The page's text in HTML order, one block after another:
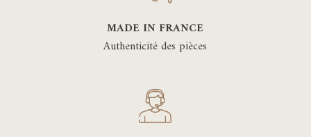
MADE IN FRANCE
Authenticité des pièces